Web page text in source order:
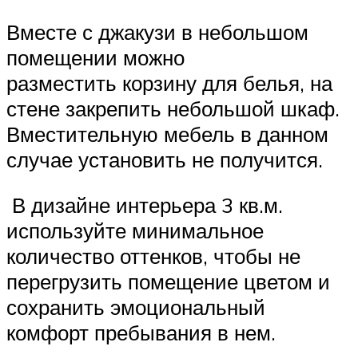
Вместе с джакузи в небольшом
помещении можно
разместить корзину для белья, на
стене закрепить небольшой шкаф.
Вместительную мебель в данном
случае установить не получится.
В дизайне интерьера 3 кв.м.
используйте минимальное
количество оттенков, чтобы не
перегрузить помещение цветом и
сохранить эмоциональный
комфорт пребывания в нем.